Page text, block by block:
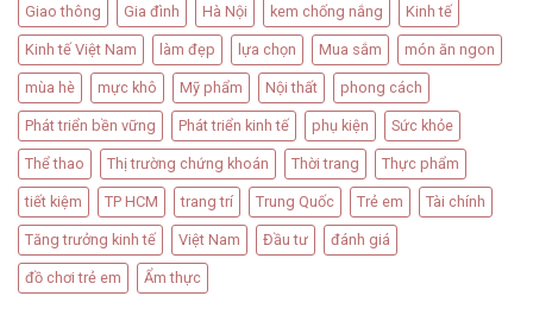
Giao thông Gia đình Hà Nội kem chống nắng Kinh tế
Kinh tế Việt Nam làm đẹp lựa chọn Mua sắm món ăn ngon
mùa hè mực khô Mỹ phẩm Nội thất phong cách
Phát triển bền vững Phát triển kinh tế phụ kiện Sức khỏe
Thể thao Thị trường chứng khoán Thời trang Thực phẩm
tiết kiệm TP HCM trang trí Trung Quốc Trẻ em Tài chính
Tăng trưởng kinh tế Việt Nam Đầu tư đánh giá
đồ chơi trẻ em Ẩm thực